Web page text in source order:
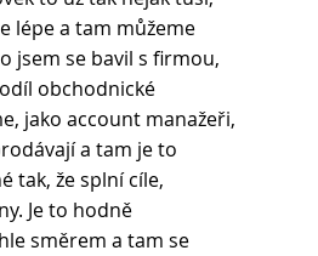
lépe a tam můžeme
jsem se bavil s firmou,
obchodnické
jako account manažeři,
a tam je to
tak, že splní cíle,
Je to hodně
směrem a tam se